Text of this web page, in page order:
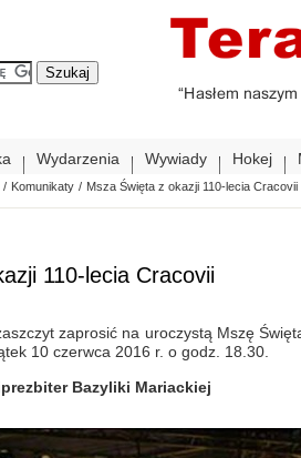
Wydarzenia Wywiady Hokej
/ Komunikaty / Msza Święta z okazji 110-lecia Cracovii
110-lecia Cracovii
zaprosić na uroczystą Mszę
10 czerwca 2016 r. o godz. 18.30.
Bazyliki Mariackiej